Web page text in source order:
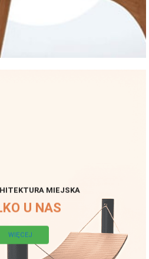
MIEJSKA
U NAS
WIĘCEJ